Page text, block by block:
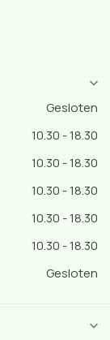
Gesloten
10.30 - 18.30
10.30 - 18.30
10.30 - 18.30
10.30 - 18.30
10.30 - 18.30
Gesloten